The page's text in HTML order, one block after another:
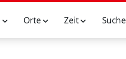
Orte Zeit Suche